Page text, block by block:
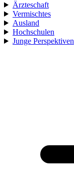
Ärzteschaft
Vermischtes
Ausland
Hochschulen
Junge Perspektiven